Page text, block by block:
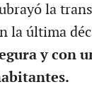
la
la última
y con